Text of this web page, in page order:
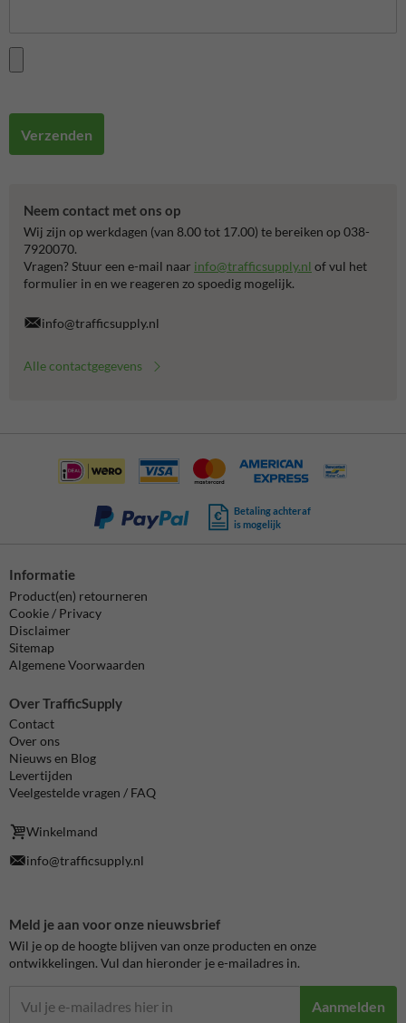
Verzenden
Neem contact met ons op
Wij zijn op werkdagen (van 8.00 tot 17.00) te bereiken op 038-
7920070.
Vragen? Stuur een e-mail naar info@trafficsupply.nl of vul het
formulier in en we reageren zo spoedig mogelijk.
info@trafficsupply.nl
Alle contactgegevens
Betaling achteraf
is mogelijk
Informatie
Product(en) retourneren
Cookie / Privacy
Disclaimer
Sitemap
Algemene Voorwaarden
Over TrafficSupply
Contact
Over ons
Nieuws en Blog
Levertijden
Veelgestelde vragen / FAQ
Winkelmand
info@trafficsupply.nl
Meld je aan voor onze nieuwsbrief
Wil je op de hoogte blijven van onze producten en onze
ontwikkelingen. Vul dan hieronder je e-mailadres in.
Aanmelden